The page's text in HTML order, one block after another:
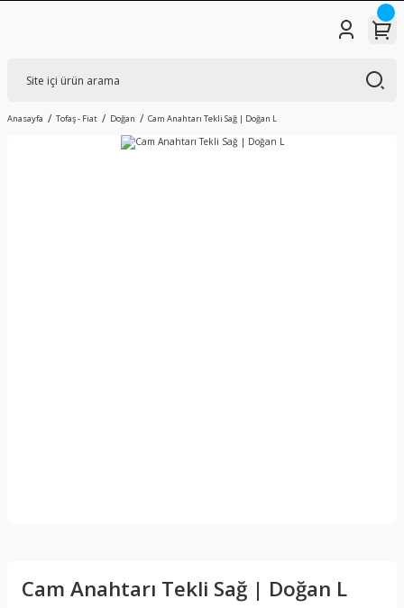
Anasayfa Tofaş - Fiat Doğan Cam Anahtarı Tekli Sağ | Doğan L
Cam Anahtarı Tekli Sağ | Doğan L